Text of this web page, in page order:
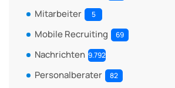
Mitarbeiter 5
Mobile Recruiting 69
Nachrichten 9.792
Personalberater 82